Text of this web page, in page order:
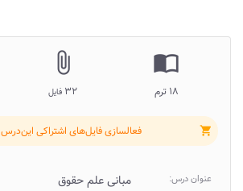
import_contacts
۱۸ ترم
attach_file
۳۲ فایل
shopping_cart فعالسازی فایل‌های اشتراکی این‌درس
عنوان درس: مبانی علم حقوق